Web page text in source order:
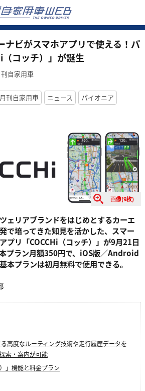
ナビがスマホアプリで使える！パ
コッチ）」が誕生
自家用車
月刊自家用車 ニュース
パイオニア
画像(9枚)
ェリアブランドをはじめとするカーエ
で培ってきた知見を活かした、スマー
プリ「COCCHi（コッチ）」が9月21日
プラン月額350円で、iOS版／Android
本プランは初月無料で使用できる。
高度なルーティング技術や走行履歴データを
索・案内が可能
」機能と料金プラン